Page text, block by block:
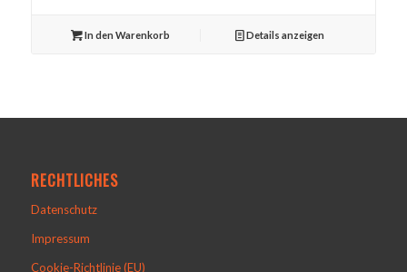
In den Warenkorb Details anzeigen
RECHTLICHES
Datenschutz
Impressum
Cookie-Richtlinie (EU)